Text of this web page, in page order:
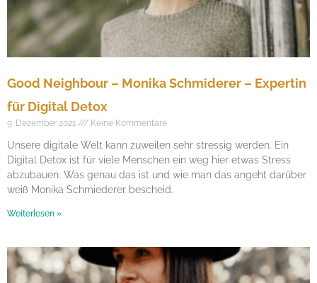
Good Neighbour – Monika Schmiderer – Expertin
für Digital Detox
9. Dezember 2021 Keine Kommentare
Unsere digitale Welt kann zuweilen sehr stressig werden. Ein
Digital Detox ist für viele Menschen ein weg hier etwas Stress
abzubauen. Was genau das ist und wie man das angeht darüber
weiß Monika Schmiederer bescheid.
Weiterlesen »